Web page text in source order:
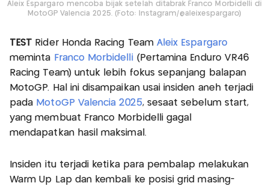
Aleix Espargaro mencoba bijak setelah ditabrak Franco Morbidelli di
MotoGP Valencia 2025. (Foto: Instagram/@aleixespargaro)
TEST Rider Honda Racing TeamAleix Espargaro
meminta Franco Morbidelli (Pertamina Enduro VR46
Racing Team) untuk lebih fokus sepanjang balapan
MotoGP. Hal ini disampaikan usai insiden aneh terjadi
pada MotoGP Valencia 2025, sesaat sebelum start,
yang membuat Franco Morbidelli gagal
mendapatkan hasil maksimal.
Insiden itu terjadi ketika para pembalap melakukan
Warm Up Lap dan kembali ke posisi grid masing-